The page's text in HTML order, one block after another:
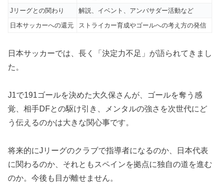
Jリーグとの関わり
解説、イベント、アンバサダー活動など
日本サッカーへの還元
ストライカー育成やゴールへの考え方の発信
日本サッカーでは、長く「決定力不足」が語られてきまし
た。
J1で191ゴールを決めた大久保さんが、ゴールを奪う感
覚、相手DFとの駆け引き、メンタルの強さを次世代にど
う伝えるのかは大きな関心事です。
将来的にJリーグのクラブで指導者になるのか、日本代表
に関わるのか、それともスペインを拠点に独自の道を進む
のか。今後も目が離せません。